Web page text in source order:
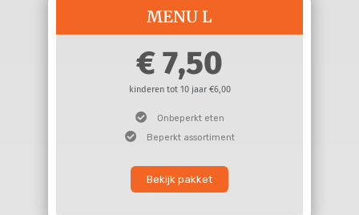
MENU L
7,50
kinderen tot 10 jaar €6,00
Onbeperkt eten
Beperkt assortiment
Bekijk pakket